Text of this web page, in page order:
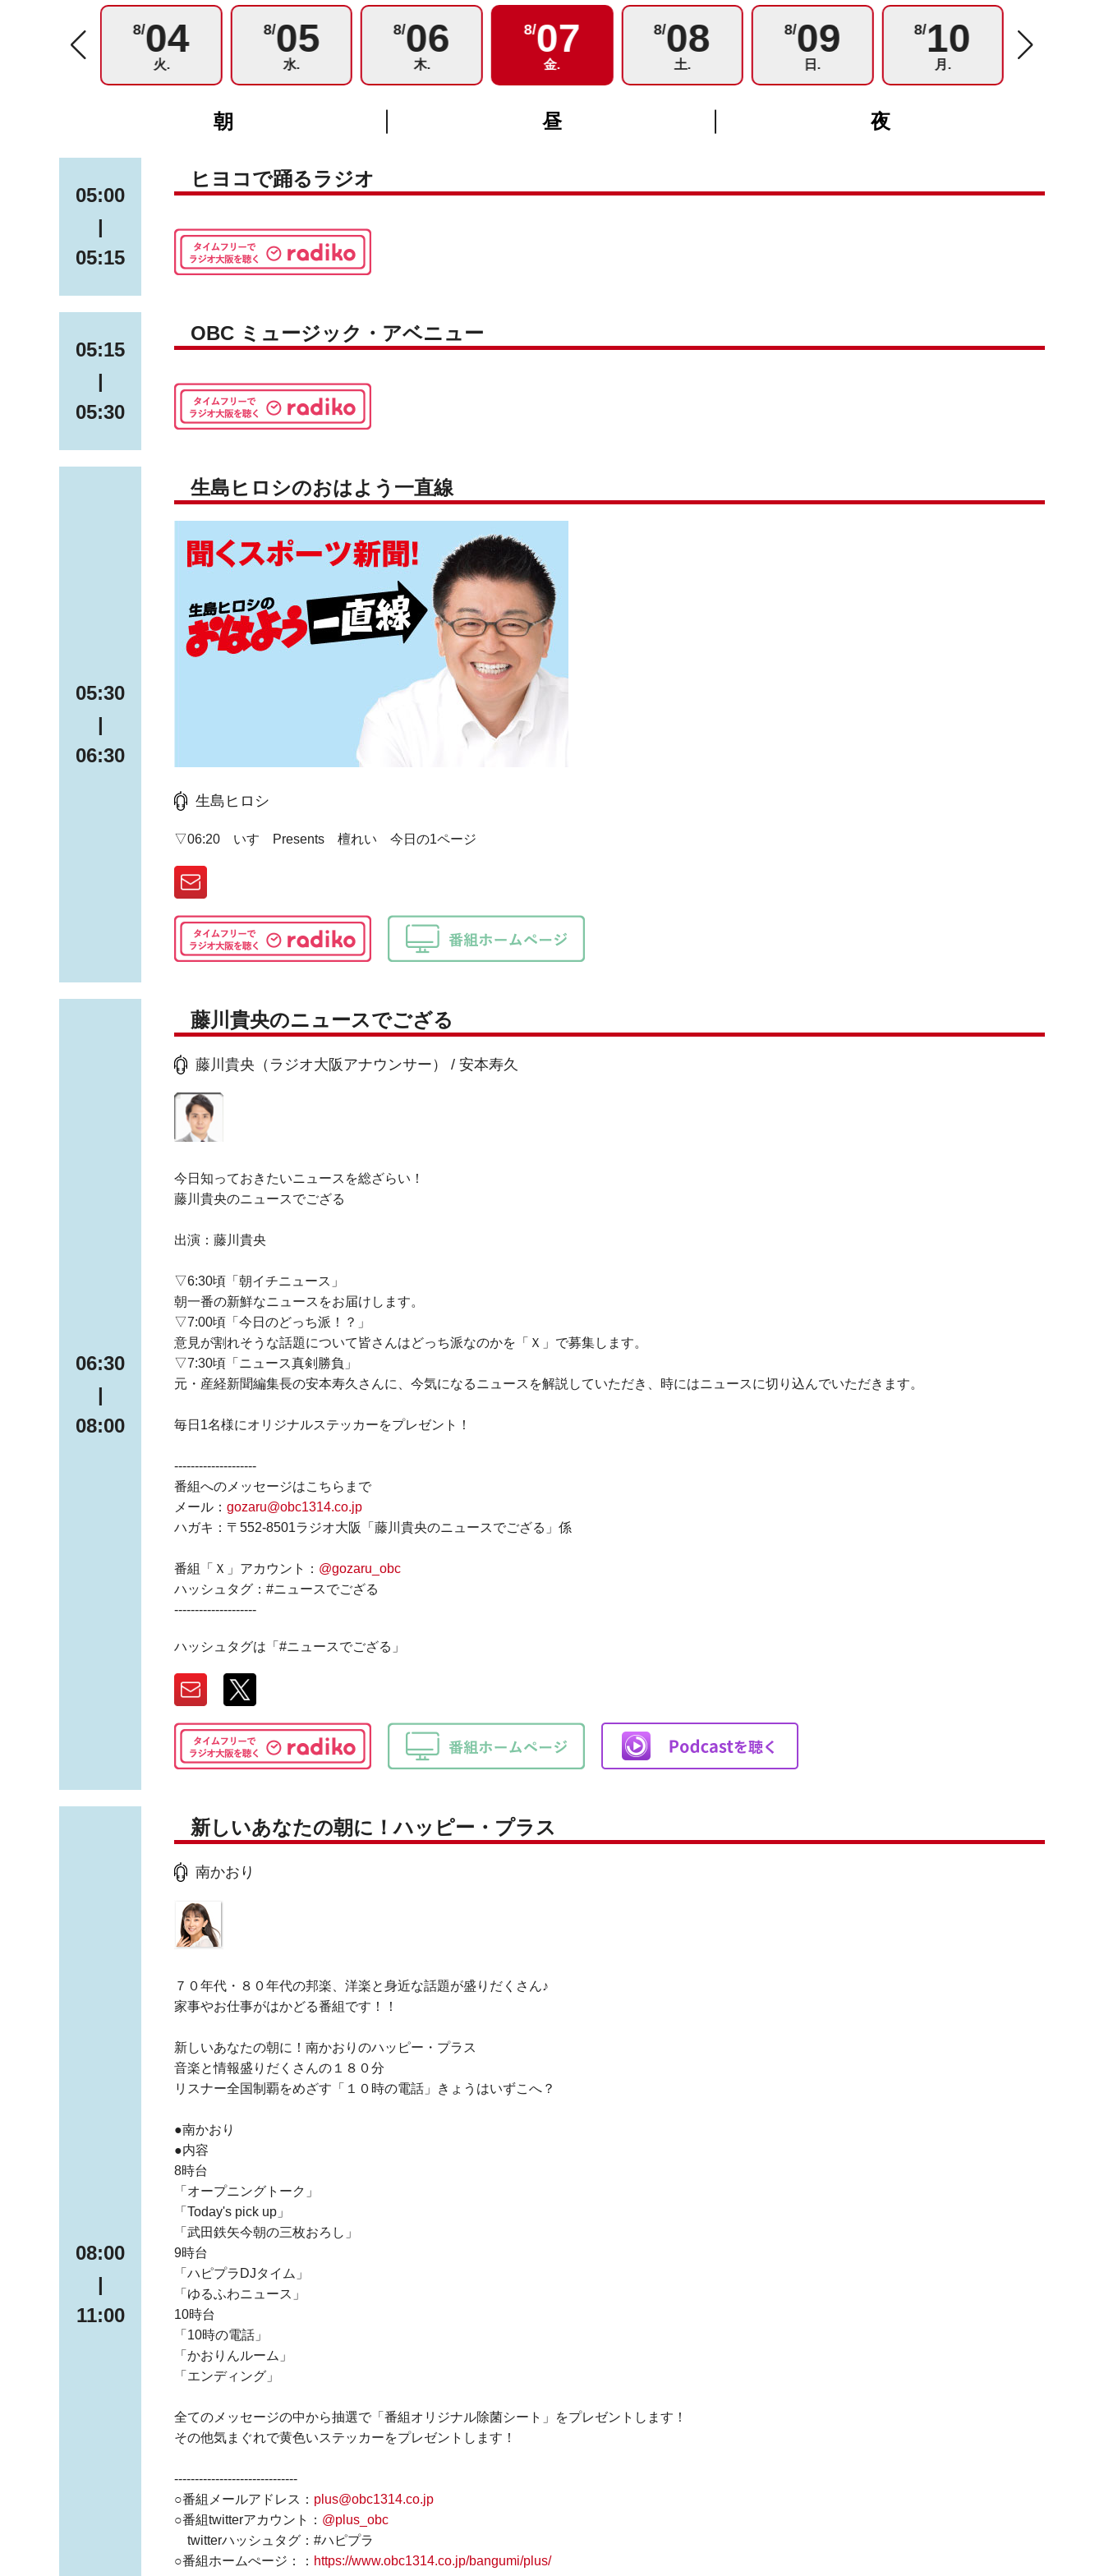
8/04
火.
8/05
水.
8/06
木.
8/07
金.
8/08
土.
8/09
日.
8/10
月.
朝 昼 夜
05:00
|
05:15
ヒヨコで踊るラジオ
05:15
|
05:30
OBC ミュージック・アベニュー
05:30
|
06:30
生島ヒロシのおはよう一直線
生島ヒロシ
▽06:20 いすゞPresents 檀れい 今日の1ページ
06:30
|
08:00
藤川貴央のニュースでござる
藤川貴央（ラジオ大阪アナウンサー） / 安本寿久
今日知っておきたいニュースを総ざらい！
藤川貴央のニュースでござる
出演：藤川貴央
▽6:30頃「朝イチニュース」
朝一番の新鮮なニュースをお届けします。
▽7:00頃「今日のどっち派！？」
意見が割れそうな話題について皆さんはどっち派なのかを「Ｘ」で募集します。
▽7:30頃「ニュース真剣勝負」
元・産経新聞編集長の安本寿久さんに、今気になるニュースを解説していただき、時にはニュースに切り込んでいただきます。
毎日1名様にオリジナルステッカーをプレゼント！
--------------------
番組へのメッセージはこちらまで
メール： gozaru@obc1314.co.jp
ハガキ：〒552-8501ラジオ大阪「藤川貴央のニュースでござる」係
番組「Ｘ」アカウント： @gozaru_obc
ハッシュタグ：#ニュースでござる
--------------------
ハッシュタグは「#ニュースでござる」
08:00
|
11:00
新しいあなたの朝に！ハッピー・プラス
南かおり
７０年代・８０年代の邦楽、洋楽と身近な話題が盛りだくさん♪
家事やお仕事がはかどる番組です！！
新しいあなたの朝に！南かおりのハッピー・プラス
音楽と情報盛りだくさんの１８０分
リスナー全国制覇をめざす「１０時の電話」きょうはいずこへ？
●南かおり
●内容
8時台
「オープニングトーク」
「Today's pick up」
「武田鉄矢今朝の三枚おろし」
9時台
「ハピプラDJタイム」
「ゆるふわニュース」
10時台
「10時の電話」
「かおりんルーム」
「エンディング」
全てのメッセージの中から抽選で「番組オリジナル除菌シート」をプレゼントします！
その他気まぐれで黄色いステッカーをプレゼントします！
------------------------------
○番組メールアドレス： plus@obc1314.co.jp
○番組twitterアカウント： @plus_obc
twitterハッシュタグ：#ハピプラ
○番組ホームぺージ：： https://www.obc1314.co.jp/bangumi/plus/